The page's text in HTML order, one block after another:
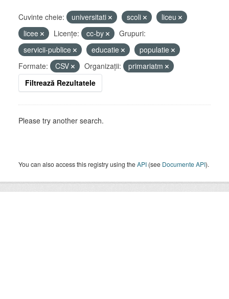
Cuvinte cheie: universitati scoli
liceu
licee
Licenţe: cc-by
Grupuri:
servicii-publice
educatie
populatie
Formate:
CSV Organizații:
primariatm
Filtrează Rezultatele
Please try another search.
You can also access this registry using theAPI (see Documente API).